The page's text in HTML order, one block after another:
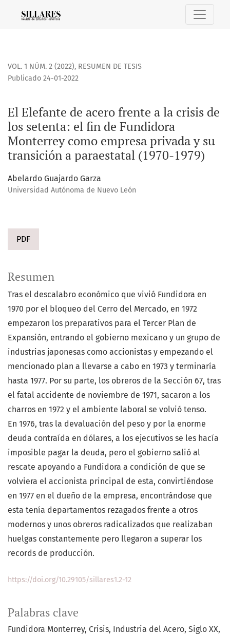
El Elefante de acero frente a la crisis de los setenta: el fin
VOL. 1 NÚM. 2 (2022), RESUMEN DE TESIS
El Elefante de acero frente a la crisis de
los setenta: el fin de Fundidora
Monterrey como empresa privada y su
transición a paraestatal (1970-1979)
Publicado 24-01-2022
Abelardo Guajardo Garza
Universidad Autónoma de Nuevo León
PDF
Palabras clave
Fundidora Monterrey Crisis Industria del Acero Siglo XX
Resumen
Tras el descalabro económico que vivió Fundidora en
1970 por el bloqueo del Cerro del Mercado, en 1972
empezaron los preparativos para el Tercer Plan de
Expansión, entrando el gobierno mexicano y un grupo de
industrias japonesas como accionistas y empezando el
mencionado plan a llevarse a cabo en 1973 y terminaría
hasta 1977. Por su parte, los obreros de la Sección 67, tras
el fatal accidente de noviembre de 1971, sacaron a los
charros en 1972 y el ambiente laboral se volvió tenso.
En 1976, tras la devaluación del peso y por la enorme
deuda contraída en dólares, a los ejecutivos se les hacía
imposible pagar la deuda, pero el gobierno salió al
rescate apoyando a Fundidora a condición de que se
volviera el accionista principal de esta, convirtiéndose
en 1977 en el dueño de la empresa, encontrándose que
esta tenía departamentos rezagados frente a otros
modernos y unos obreros radicalizados que realizaban
huelgas constantemente pero llegaron a superar los
records de producción.
https://doi.org/10.29105/sillares1.2-12